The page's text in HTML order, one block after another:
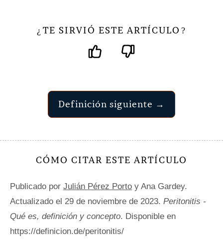
¿ TE SIRVIÓ ESTE ARTÍCULO ?
Definición siguiente →
CÓMO CITAR ESTE ARTÍCULO
Publicado por Julián Pérez Porto y Ana Gardey.
Actualizado el 29 de noviembre de 2023. Peritonitis -
Qué es, definición y concepto. Disponible en
https://definicion.de/peritonitis/